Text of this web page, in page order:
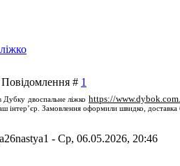
# 1
Дубку двоспальне ліжко https://
інтер’єр. Замовлення оформили швидко,
- Ср, 06.05.2026, 20:46